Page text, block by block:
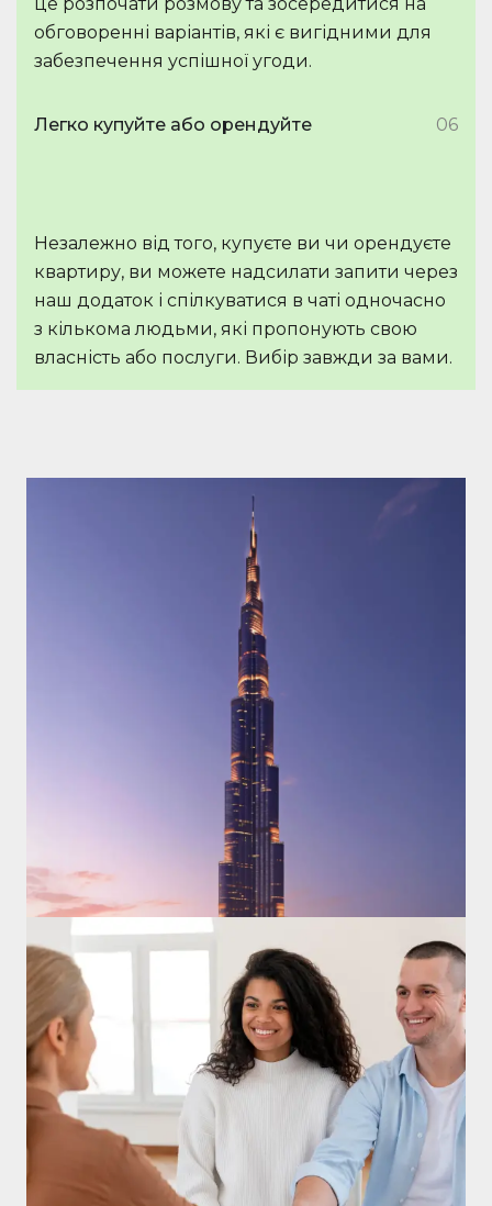
обговоренні варіантів, які є вигідними для
забезпечення успішної угоди.
Легко купуйте або орендуйте 06
Незалежно від того, купуєте ви чи орендуєте
квартиру, ви можете надсилати запити через
наш додаток і спілкуватися в чаті одночасно
з кількома людьми, які пропонують свою
власність або послуги. Вибір завжди за вами.